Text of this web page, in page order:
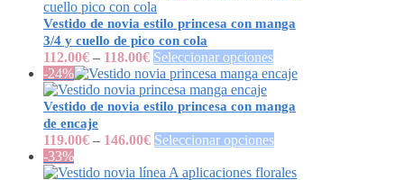
Vestido de novia estilo princesa con manga
3/4 y cuello de pico con cola
112.00€ – 118.00€ Seleccionar opciones
-24%
Vestido de novia estilo princesa con manga
de encaje
119.00€ – 146.00€ Seleccionar opciones
-33%